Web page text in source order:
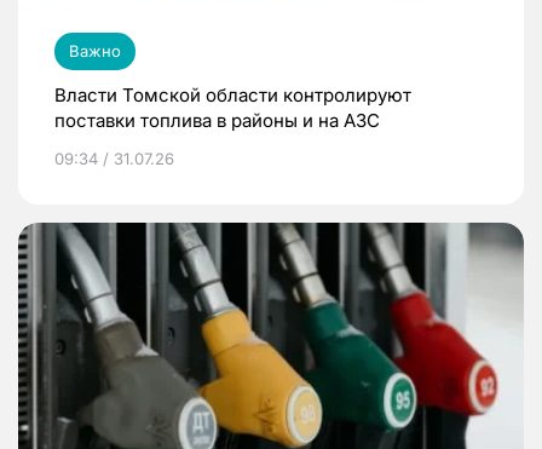
Важно
Власти Томской области контролируют
поставки топлива в районы и на АЗС
09:34 / 31.07.26